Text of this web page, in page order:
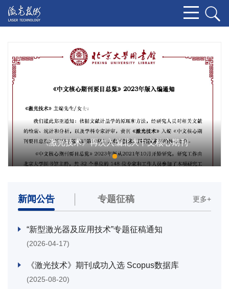
《激光技术》再次入编北大中文核心期刊
新闻公告 专题征稿 更多+
“新型激光器及应用技术”专题征稿通知
(2026-04-17)
《激光技术》期刊成功入选 Scopus数据库
(2025-08-20)